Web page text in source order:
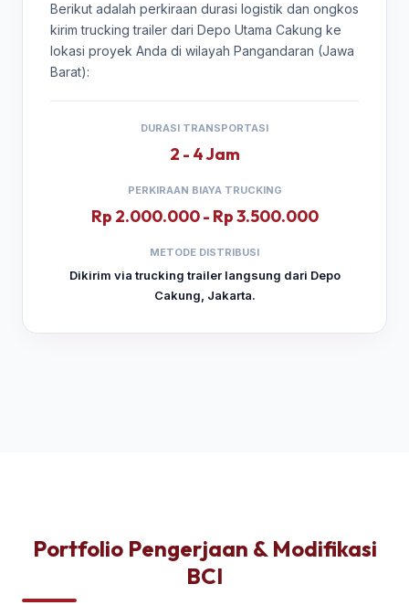
Berikut adalah perkiraan durasi logistik dan ongkos
kirim trucking trailer dari Depo Utama Cakung ke
lokasi proyek Anda di wilayah Pangandaran (Jawa
Barat):
DURASI TRANSPORTASI
2 - 4 Jam
PERKIRAAN BIAYA TRUCKING
Rp 2.000.000 - Rp 3.500.000
METODE DISTRIBUSI
Dikirim via trucking trailer langsung dari Depo
Cakung, Jakarta.
Portfolio Pengerjaan & Modifikasi
BCI